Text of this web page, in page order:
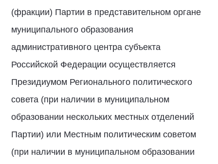
(фракции) Партии в представительном органе
муниципального образования
административного центра субъекта
Российской Федерации осуществляется
Президиумом Регионального политического
совета (при наличии в муниципальном
образовании нескольких местных отделений
Партии) или Местным политическим советом
(при наличии в муниципальном образовании